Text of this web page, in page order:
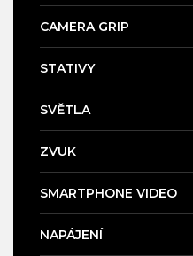
CAMERA GRIP
STATIVY
SVĚTLA
ZVUK
SMARTPHONE VIDEO
NAPÁJENÍ